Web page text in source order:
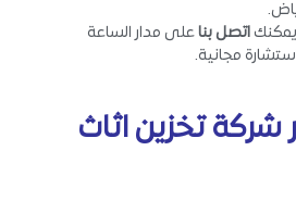
يمكنك اتصل بناعلى مدار الساعة
مجانية.
شركة تخزين اثاث